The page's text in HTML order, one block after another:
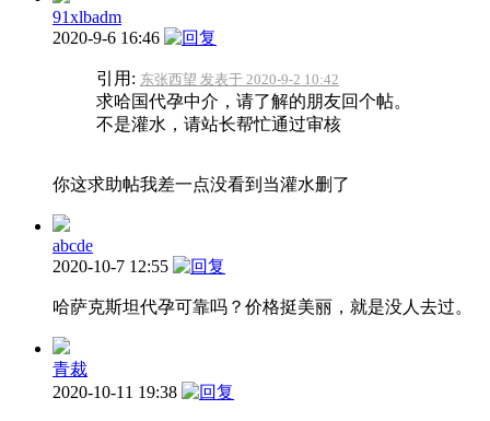
91xlbadm
2020-9-6 16:46
引用: 东张西望 发表于 2020-9-2 10:42
求哈国代孕中介，请了解的朋友回个帖。
不是灌水，请站长帮忙通过审核
你这求助帖我差一点没看到当灌水删了
abcde
2020-10-7 12:55
哈萨克斯坦代孕可靠吗？价格挺美丽，就是没人去过。
青裁
2020-10-11 19:38